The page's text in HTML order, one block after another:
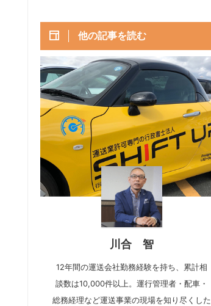
他の記事を読む
川合 智
12年間の運送会社勤務経験を持ち、累計相
談数は10,000件以上。運行管理者・配車・
総務経理など運送事業の現場を知り尽くした